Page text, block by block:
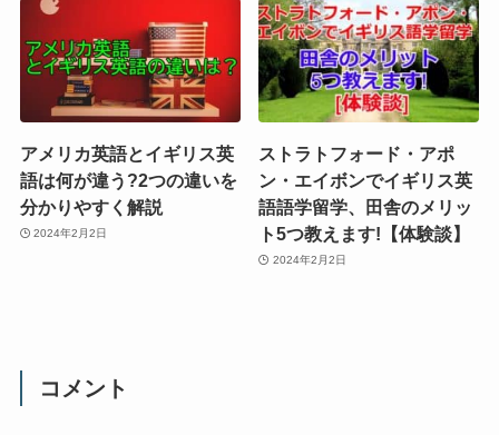
アメリカ英語とイギリス英
語は何が違う?2つの違いを
分かりやすく解説
2024年2月2日
ストラトフォード・アポ
ン・エイボンでイギリス英
語語学留学、田舎のメリッ
ト5つ教えます!【体験談】
2024年2月2日
コメント